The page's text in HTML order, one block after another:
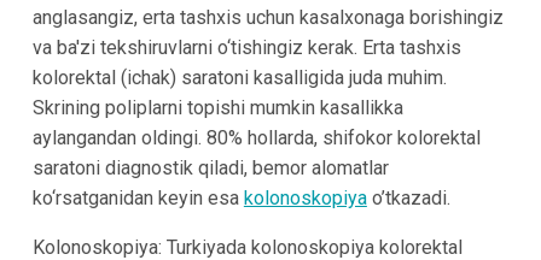
anglasangiz, erta tashxis uchun kasalxonaga borishingiz
va ba'zi tekshiruvlarni o‘tishingiz kerak. Erta tashxis
kolorektal (ichak) saratoni kasalligida juda muhim.
Skrining poliplarni topishi mumkin kasallikka
aylangandan oldingi. 80% hollarda, shifokor kolorektal
saratoni diagnostik qiladi, bemor alomatlar
ko‘rsatganidan keyin esa kolonoskopiyao’tkazadi.
Kolonoskopiya: Turkiyada kolonoskopiya kolorektal